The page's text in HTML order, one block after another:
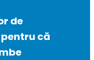
de
că